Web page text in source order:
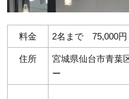
料金 2名まで 75,000円
住所
宮城県仙台市青葉
ー